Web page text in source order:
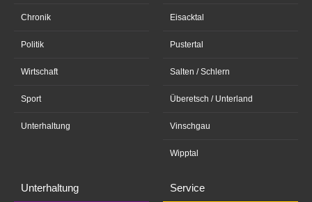
Chronik
Politik
Wirtschaft
Sport
Unterhaltung
Eisacktal
Pustertal
Salten / Schlern
Überetsch / Unterland
Vinschgau
Wipptal
Unterhaltung Service